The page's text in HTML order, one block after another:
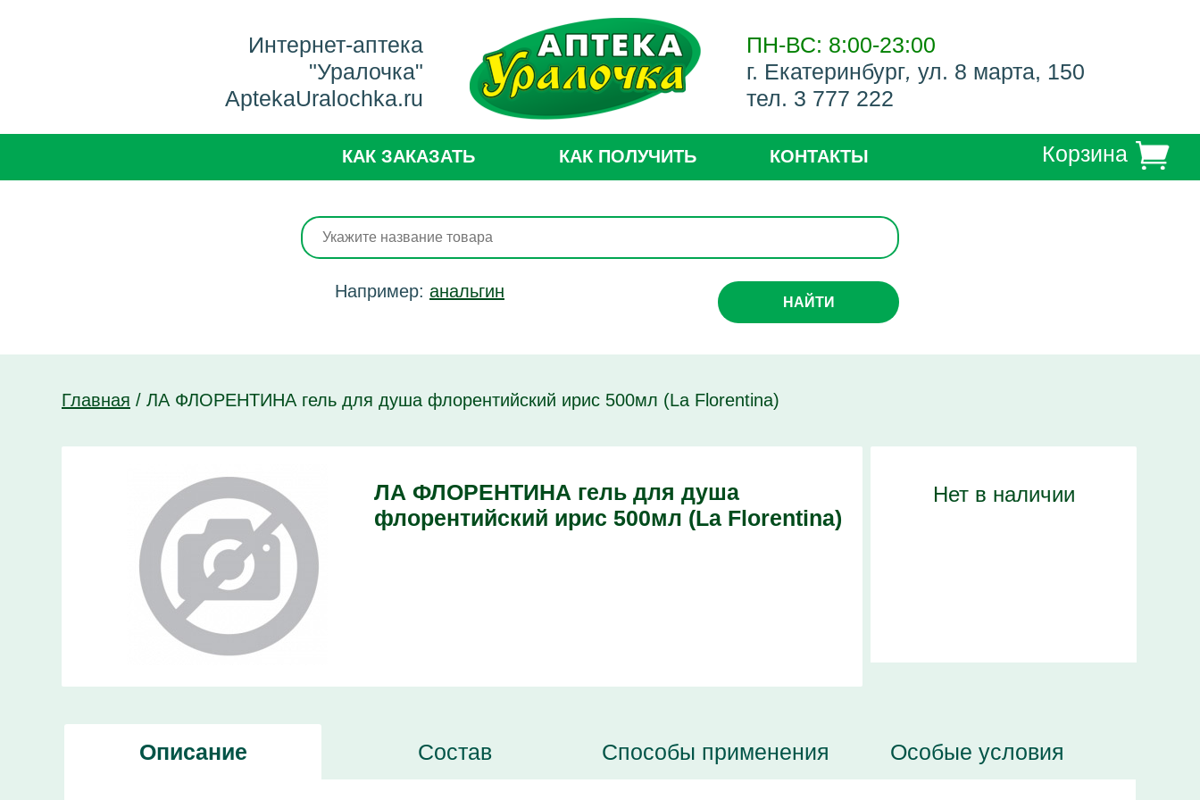
Интернет-аптека
"Уралочка"
AptekaUralochka.ru
ПН-ВС: 8:00-23:00
г. Екатеринбург, ул. 8 марта, 150
тел. 3 777 222
КАК ЗАКАЗАТЬ КАК ПОЛУЧИТЬ КОНТАКТЫ Корзина
Например: анальгин
НАЙТИ
Главная / ЛА ФЛОРЕНТИНА гель для душа флорентийский ирис 500мл (La Florentina)
ЛА ФЛОРЕНТИНА гель для душа
флорентийский ирис 500мл (La Florentina)
Нет в наличии
Описание Состав Способы применения Особые условия